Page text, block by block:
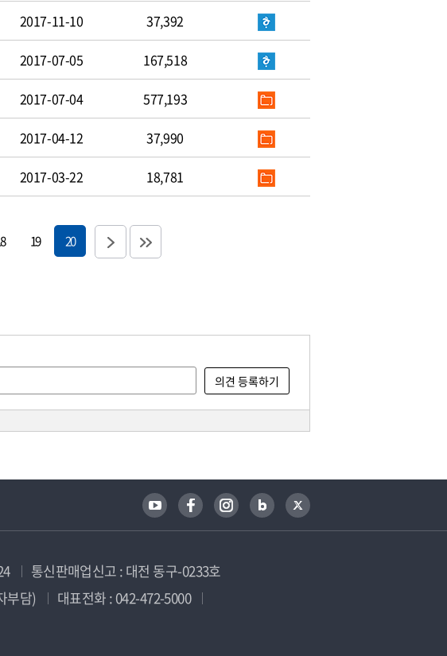
2017-11-10 37,392
2017-07-05 167,518
2017-07-04 577,193
2017-04-12 37,990
2017-03-22 18,781
19 20
통신판매업신고 : 대전 동구-0233호
부담)
대표전화 : 042-472-5000